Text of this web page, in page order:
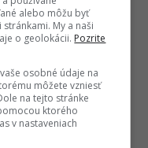
alebo môžu byť
My a naši
o geolokácii. Pozrite
osobné údaje na
môžete vzniesť
na tejto stránke
ktorého
v nastaveniach